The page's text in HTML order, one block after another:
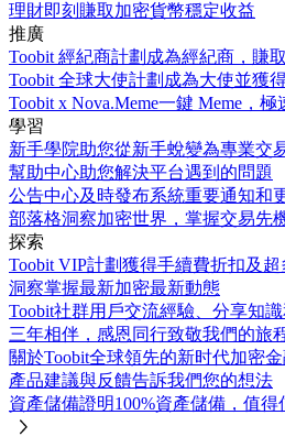
理財即刻賺取加密貨幣穩定收益
推廣
Toobit 經紀商計劃 成為經紀商，賺
Toobit 全球大使計劃 成為大使並獲
Toobit x Nova.Meme一鍵 Meme，極
學習
新手學院助您從新手蛻變為專業交
幫助中心助您解決平台遇到的問題
公告中心及時發布系統重要通知和
部落格洞察加密世界，掌握交易先
探索
Toobit VIP計劃獲得手續費折扣及超
洞察掌握最新加密最新動態
Toobit社群用戶交流經驗、分享知
三年相伴，感恩同行致敬我們的旅
關於Toobit全球領先的新时代加密
產品建議與反饋告訴我們您的想法
資產儲備證明100%資產儲備，值得